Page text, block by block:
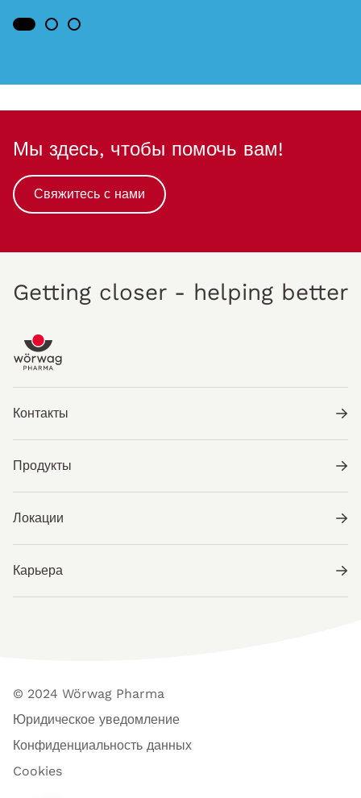
Мы здесь, чтобы помочь вам!
Свяжитесь с нами
Getting closer - helping better
Контакты
Продукты
Локации
Карьера
© 2024 Wörwag Pharma
Юридическое уведомление
Конфиденциальность данных
Cookies